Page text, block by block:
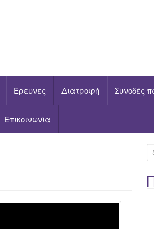
Έρευνες Διατροφή Συνοδές
Επικοινωνία
e
a
r